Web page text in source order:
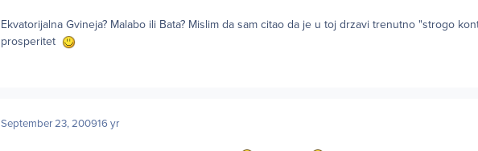
Ekvatorijalna Gvineja? Malabo ili Bata? Mislim da sam citao da je u toj drzavi trenutno "strogo
prosperitet
September 23, 200916 yr